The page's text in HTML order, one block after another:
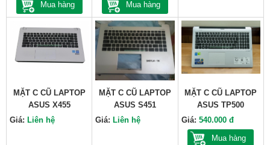
Mua hàng
Mua hàng
MẶT C CŨ LAPTOP
ASUS X455
Giá: Liên hệ
MẶT C CŨ LAPTOP
ASUS S451
Giá: Liên hệ
MẶT C CŨ LAPTOP
ASUS TP500
Giá: 540.000 đ
Mua hàng